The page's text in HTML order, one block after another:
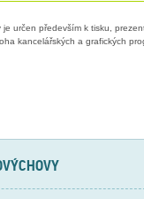
určen především k tisku,
kancelářských a grafických